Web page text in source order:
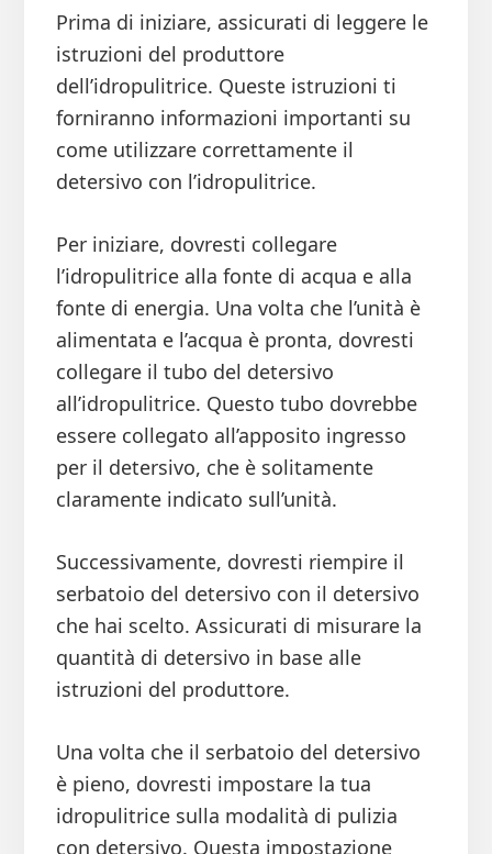
Prima di iniziare, assicurati di leggere le
istruzioni del produttore
dell’idropulitrice. Queste istruzioni ti
forniranno informazioni importanti su
come utilizzare correttamente il
detersivo con l’idropulitrice.
Per iniziare, dovresti collegare
l’idropulitrice alla fonte di acqua e alla
fonte di energia. Una volta che l’unità è
alimentata e l’acqua è pronta, dovresti
collegare il tubo del detersivo
all’idropulitrice. Questo tubo dovrebbe
essere collegato all’apposito ingresso
per il detersivo, che è solitamente
claramente indicato sull’unità.
Successivamente, dovresti riempire il
serbatoio del detersivo con il detersivo
che hai scelto. Assicurati di misurare la
quantità di detersivo in base alle
istruzioni del produttore.
Una volta che il serbatoio del detersivo
è pieno, dovresti impostare la tua
idropulitrice sulla modalità di pulizia
con detersivo. Questa impostazione